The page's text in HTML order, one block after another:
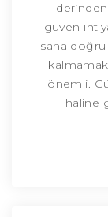
güven
sana doğru
önemli.
haline